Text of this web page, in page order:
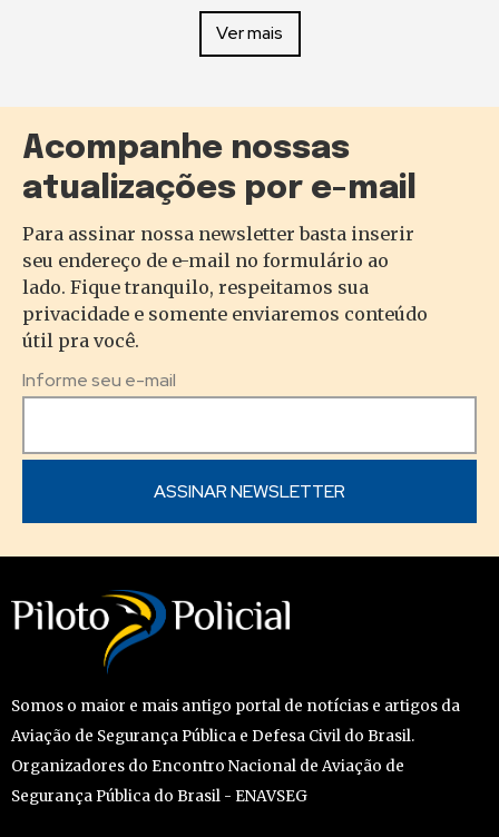
Ver mais
Acompanhe nossas
atualizações por e-mail
Para assinar nossa newsletter basta inserir
seu endereço de e-mail no formulário ao
lado. Fique tranquilo, respeitamos sua
privacidade e somente enviaremos conteúdo
útil pra você.
Informe seu e-mail
Somos o maior e mais antigo portal de notícias e artigos da
Aviação de Segurança Pública e Defesa Civil do Brasil.
Organizadores do Encontro Nacional de Aviação de
Segurança Pública do Brasil - ENAVSEG